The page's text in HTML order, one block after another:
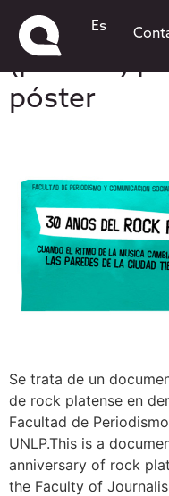
Es
“Pequeña
(película)
póster
Se trata de un
de rock platense en
Facultad de
UNLP.This is a
anniversary of rock
the Faculty of